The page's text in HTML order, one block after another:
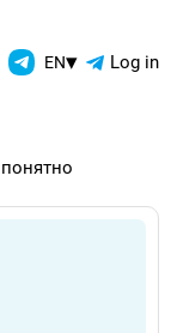
EN▾ Log in